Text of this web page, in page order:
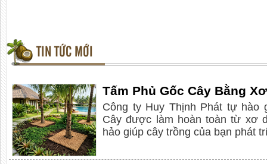
TIN TỨC MỚI
Tấm Phủ Gốc Cây Bằng
Công ty Huy Thịnh Phát tự hào
Cây được làm hoàn toàn từ xơ
hảo giúp cây trồng của bạn phát